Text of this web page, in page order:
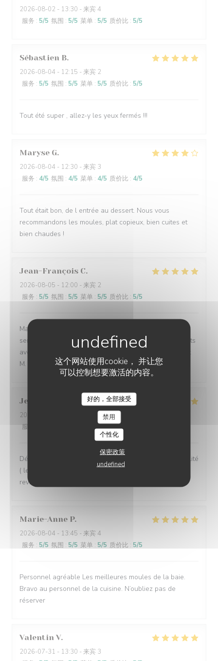
这个网站使用cookie， 并让您
可以控制想要激活的内容。
好的，全部接受
禁用
个性化
保密政策
undefined
2026-08-02 - 13:30 - 来宾 4
服务 : 5/5 氛围 : 5/5 菜单 : 5/5 质价比 : 5/5
Sébastien B
2026-08-04 - 12:15 - 来宾 2
服务 : 5/5 氛围 : 5/5 菜单 : 5/5 质价比 : 5/5
Tout été super , allez-y les yeux fermés !!!
Maryse G
2026-08-04 - 12:30 - 来宾 3
服务 : 4/5 氛围 : 4/5 菜单 : 4/5 质价比 : 4/5
Tout était bon, de l entrée au dessert. Nous vous
recommandons les moules, plat copieux, bien cuites et
bien chaudes !
Jean-François C
2026-08-05 - 12:00 - 来宾 2
服务 : 5/5 氛围 : 5/5 菜单 : 5/5 质价比 : 5/5
Malgré un service complet, tout à été parfait, excellent
service ( un peu long, mais ça vaut la peine) Bon produits
avec un excellent rapport qualité prix. merci et à bientôt
M. CARLIER
Jean Michel
2026-08-02
- 13:30 - 来宾 2
服务
:5/5 质价比
Déjeuner en terrasse très agréable et des plats de qualité
( les moules sont extra), un service rapide, nous
reviendrons
Marie-Anne P
2026-08-04 - 13:45 - 来宾 4
服务 : 5/5 氛围 : 5/5 菜单 : 5/5 质价比 : 5/5
Personnel agréable Les meilleures moules de la baie.
Bravo au personnel de la cuisine. N’oubliez pas de
réserver
Valentin V
2026-07-31 - 13:30 - 来宾 3